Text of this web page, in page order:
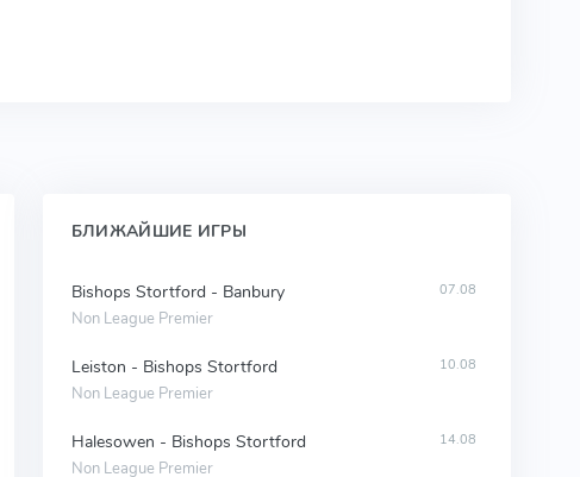
БЛИЖАЙШИЕ ИГРЫ
Bishops Stortford - Banbury
Non League Premier
07.08
Leiston - Bishops Stortford
Non League Premier
10.08
Halesowen - Bishops Stortford
Non League Premier
14.08